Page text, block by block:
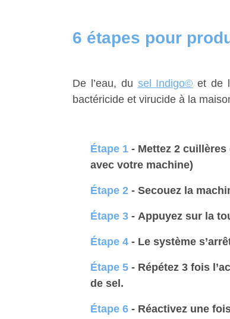
6 étapes pour
De l’eau, du sel Indigo© et de
bactéricide et virucide à la
Étape 1 - Mettez 2
avec votre machine)
Étape 2 - Secouez la
Étape 3 - Appuyez sur la
Étape 4 - Le système
Étape 5 - Répétez 3 fois
de sel.
Étape 6 - Réactivez une